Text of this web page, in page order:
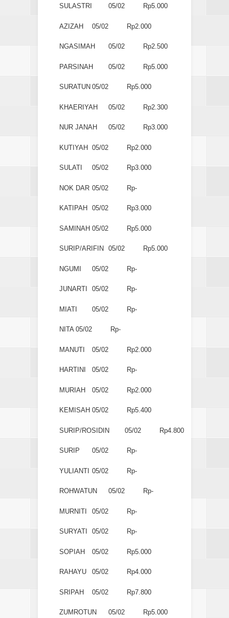
SULASTRI 05/02 Rp5.000
AZIZAH 05/02 Rp2.000
NGASIMAH 05/02 Rp2.500
PARSINAH 05/02 Rp5.000
SURATUN 05/02 Rp5.000
KHAERIYAH 05/02 Rp2.300
NUR JANAH 05/02 Rp3.000
KUTIYAH 05/02 Rp2.000
SULATI 05/02 Rp3.000
NOK DAR 05/02 Rp-
KATIPAH 05/02 Rp3.000
SAMINAH 05/02 Rp5.000
SURIP/ARIFIN 05/02 Rp5.000
NGUMI 05/02 Rp-
JUNARTI 05/02 Rp-
MIATI 05/02 Rp-
NITA 05/02 Rp-
MANUTI 05/02 Rp2.000
HARTINI 05/02 Rp-
MURIAH 05/02 Rp2.000
KEMISAH 05/02 Rp5.400
SURIP/ROSIDIN 05/02 Rp4.800
SURIP 05/02 Rp-
YULIANTI 05/02 Rp-
ROHWATUN 05/02 Rp-
MURNITI 05/02 Rp-
SURYATI 05/02 Rp-
SOPIAH 05/02 Rp5.000
RAHAYU 05/02 Rp4.000
SRIPAH 05/02 Rp7.800
ZUMROTUN 05/02 Rp5.000